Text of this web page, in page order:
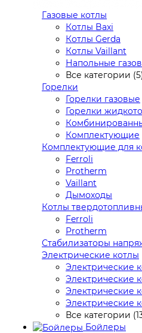
Газовые котлы
Котлы Baxi
Котлы Gerda
Котлы Vaillant
Напольные
Все категории
Горелки
Горелки газовые
Горелки
Комплектующие
Комплектующие для
Ferroli
Protherm
Vaillant
Дымоходы
Котлы
Ferroli
Protherm
Стабилизаторы
Электрические котлы
Электрические
Электрические
Электрические
Электрические
Все категории
Бойлеры